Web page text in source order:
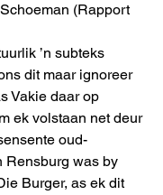
(Rapport
’n subteks
dit maar ignoreer
Vakie daar op
ek volstaan net deur
oud-
Rensburg was by
Burger, as ek dit